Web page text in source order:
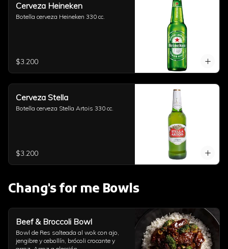
Cerveza Heineken
Botella cerveza Heineken 330 cc.
$3.200
Cerveza Stella
Botella cerveza Stella Artois 330 cc.
$3.200
Chang's for me Bowls
Beef & Broccoli Bowl
Bowl de Res salteada al wok con ajo,
jengibre y cebollín, brócoli crocante y